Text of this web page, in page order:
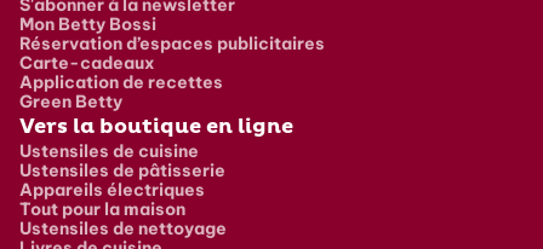
Mon Betty Bossi
Réservation d’espaces publicitaires
Carte-cadeaux
Application de recettes
Green Betty
Vers la boutique en ligne
Ustensiles de cuisine
Ustensiles de pâtisserie
Appareils électriques
Tout pour la maison
Ustensiles de nettoyage